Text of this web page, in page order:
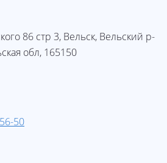
86 стр 3, Вельск, Вельский р-
обл, 165150
50